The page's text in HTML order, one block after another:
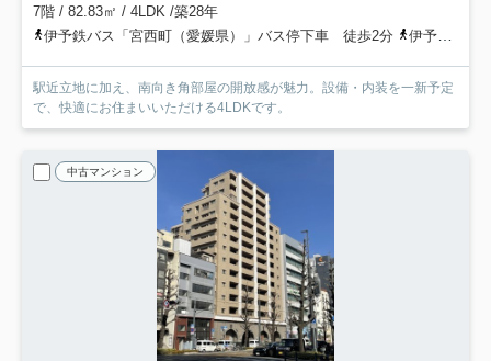
7階 / 82.83㎡ / 4LDK /築28年
伊予鉄バス「宮西町（愛媛県）」バス停下車 徒歩2分
伊予鉄道環状線(ＪＲ松山駅経由)「古町」駅 徒歩8分
駅近立地に加え、南向き角部屋の開放感が魅力。設備・内装を一新予定
で、快適にお住まいいただける4LDKです。
中古マンション